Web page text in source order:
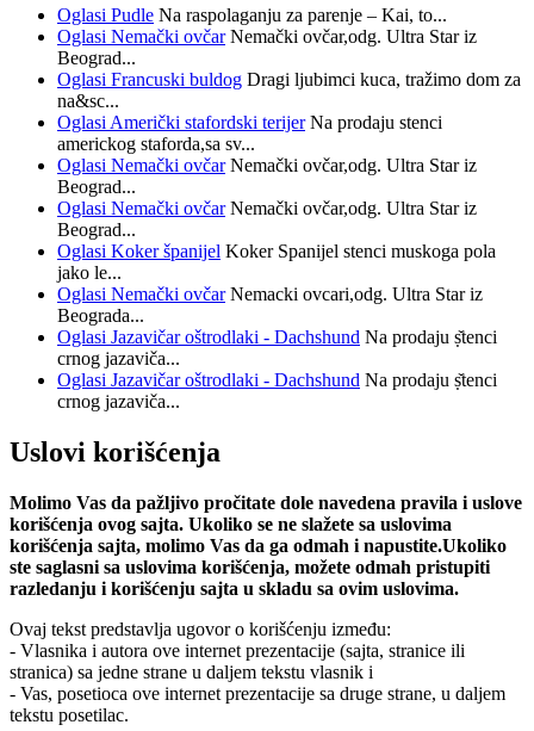
Oglasi Pudle Na raspolaganju za parenje – Kai, to...
Oglasi Nemački ovčarNemački ovčar,odg. Ultra Star iz
Beograd...
Oglasi Francuski buldog Dragi ljubimci kuca, tražimo dom za
na&sc...
Oglasi Američki stafordski terijerNa prodaju stenci
americkog staforda,sa sv...
Oglasi Nemački ovčarNemački ovčar,odg. Ultra Star iz
Beograd...
Oglasi Nemački ovčarNemački ovčar,odg. Ultra Star iz
Beograd...
Oglasi Koker španijel Koker Spanijel stenci muskoga pola
jako le...
Oglasi Nemački ovčarNemacki ovcari,odg. Ultra Star iz
Beograda...
Oglasi Jazavičar oštrodlaki - Dachshund Na prodaju ṣ̌tenci
crnog jazaviča...
Oglasi Jazavičar oštrodlaki - Dachshund Na prodaju ṣ̌tenci
crnog jazaviča...
Uslovi korišćenja
Molimo Vas da pažljivo pročitate dole navedena pravila i uslove
korišćenja ovog sajta. Ukoliko se ne slažete sa uslovima
korišćenja sajta, molimo Vas da ga odmah i napustite.Ukoliko
ste saglasni sa uslovima korišćenja, možete odmah pristupiti
razledanju i korišćenju sajta u skladu sa ovim uslovima.
Ovaj tekst predstavlja ugovor o korišćenju između:
- Vlasnika i autora ove internet prezentacije (sajta, stranice ili
stranica) sa jedne strane u daljem tekstu vlasnik i
- Vas, posetioca ove internet prezentacije sa druge strane, u daljem
tekstu posetilac.